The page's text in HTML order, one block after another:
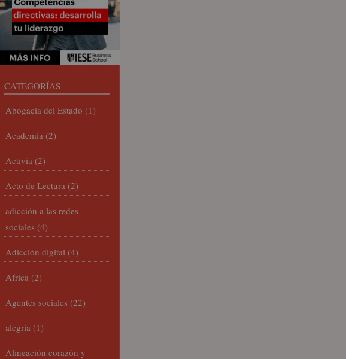
CATEGORÍAS
Abogacía del Estado (1)
Academia (2)
Activia (2)
Acto de Lectura (2)
adicción a las redes
sociales (4)
Adicción digital (4)
Africa (2)
Agentes sociales (22)
alegría (1)
Alineación corazón y